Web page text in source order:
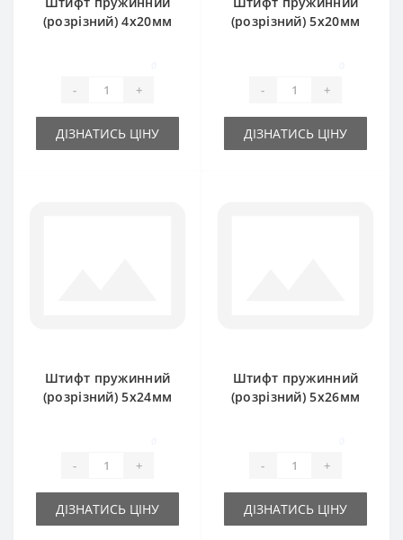
(розрізний) 4х20мм
- +
ДІЗНАТИСЬ ЦІНУ
(розрізний) 5х20мм
- +
ДІЗНАТИСЬ ЦІНУ
Штифт пружинний
(розрізний) 5х24мм
- +
ДІЗНАТИСЬ ЦІНУ
Штифт пружинний
(розрізний) 5х26мм
- +
ДІЗНАТИСЬ ЦІНУ